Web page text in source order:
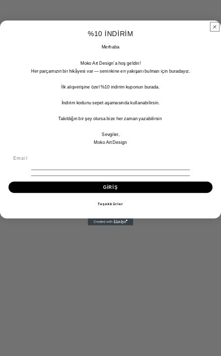
%10 İNDİRİM
Merhaba
Moko Art Design’a hoş geldin!
Her parçamızın bir hikâyesi var — seninkine en yakışanı bulman için buradayız.
İlk alışverişine özel %10 indirim kuponun burada.
İndirim kodunu sepet aşamasında kullanabilirsin.
Takıldığın bir şey olursa bize her zaman yazabilirsin
Sevgiler,
Moko Art Design
GİRİŞ
Teşekkürler